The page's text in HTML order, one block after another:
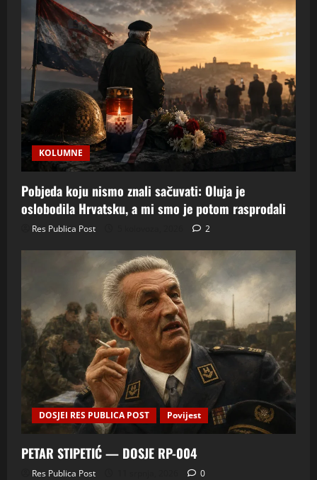
KOLUMNE
Pobjeda koju nismo znali sačuvati: Oluja je
oslobodila Hrvatsku, a mi smo je potom rasprodali
Res Publica Post 2
DOSJEI RES PUBLICA POST Povijest
PETAR STIPETIĆ — DOSJE RP-004
Res Publica Post 0